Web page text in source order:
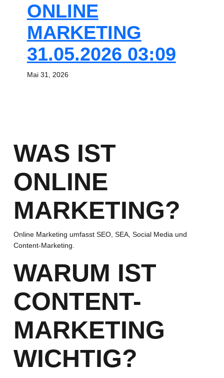
ONLINE
MARKETING
31.05.2026 03:09
Mai 31, 2026
WAS IST
ONLINE
MARKETING?
Online Marketing umfasst SEO, SEA, Social Media und
Content-Marketing.
WARUM IST
CONTENT-
MARKETING
WICHTIG?